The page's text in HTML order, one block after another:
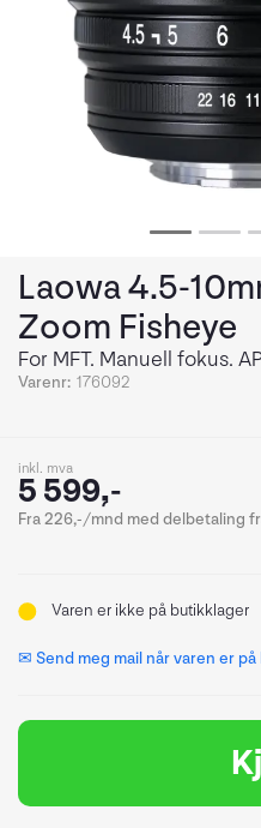
Laowa 4.5-
Zoom Fisheye
For MFT. Manuell fokus.
Varenr: 176092
inkl. mva
5 599,-
Fra 226,-/mnd med delbetaling
Varen er ikke på butikklager
✉ Send meg mail når varen er